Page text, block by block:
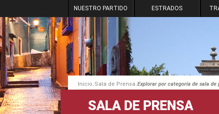
NUESTRO PARTIDO ESTRADOS
Inicio.Sala de Prensa.Explorar por categoría de sala de
SALA DE PRENSA